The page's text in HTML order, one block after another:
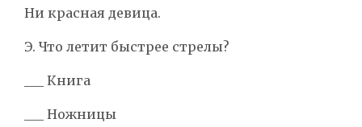
Ни красная девица.
Э. Что летит быстрее стрелы?
___ Книга
___ Ножницы